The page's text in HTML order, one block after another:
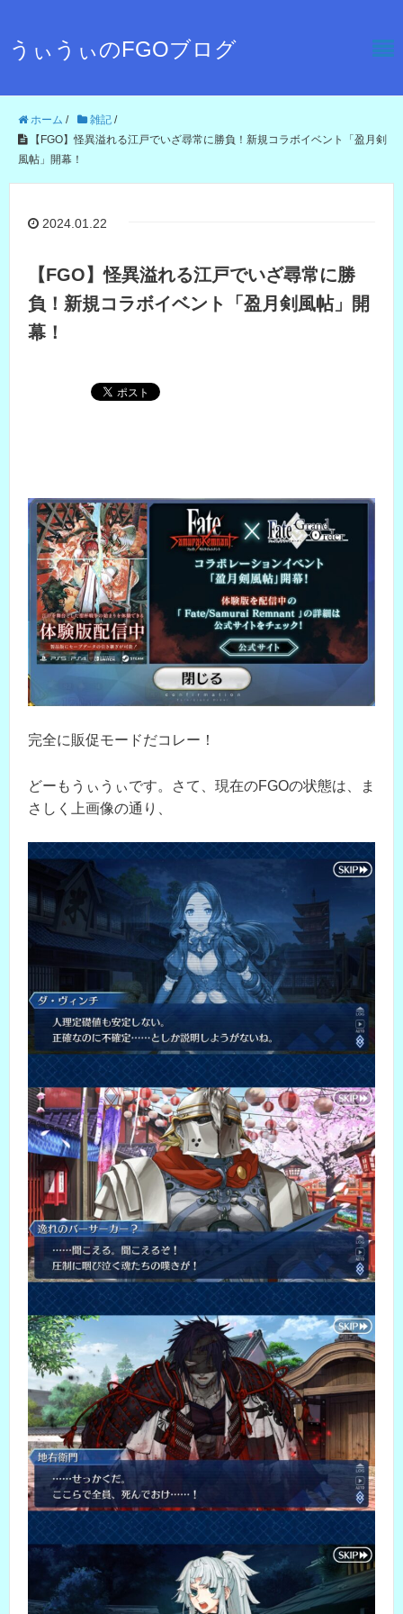
うぃうぃのFGOブログ
ホーム / 雑記 /
【FGO】怪異溢れる江戸でいざ尋常に勝負！新規コラボイベント「盈月剣
風帖」開幕！
2024.01.22
【FGO】怪異溢れる江戸でいざ尋常に勝
負！新規コラボイベント「盈月剣風帖」開
幕！
完全に販促モードだコレー！
どーもうぃうぃです。さて、現在のFGOの状態は、ま
さしく上画像の通り、